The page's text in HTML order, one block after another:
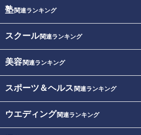
塾関連ランキング
スクール関連ランキング
美容関連ランキング
スポーツ＆ヘルス 関連ランキング
ウエディング関連ランキング